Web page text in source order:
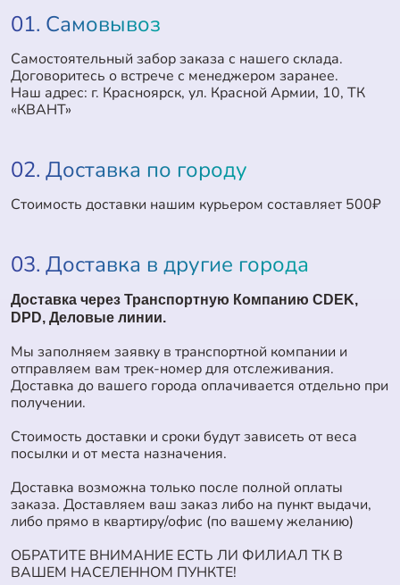
01. Самовывоз
Самостоятельный забор заказа с нашего склада.
Договоритесь о встрече с менеджером заранее.
Наш адрес: г. Красноярск, ул. Красной Армии, 10, ТК
«КВАНТ»
02. Доставка по городу
Стоимость доставки нашим курьером составляет 500₽
03. Доставка в другие города
Доставка через Транспортную Компанию CDEK,
DPD, Деловые линии.
Мы заполняем заявку в транспортной компании и
отправляем вам трек-номер для отслеживания.
Доставка до вашего города оплачивается отдельно при
получении.
Стоимость доставки и сроки будут зависеть от веса
посылки и от места назначения.
Доставка возможна только после полной оплаты
заказа. Доставляем ваш заказ либо на пункт выдачи,
либо прямо в квартиру/офис (по вашему желанию)
ОБРАТИТЕ ВНИМАНИЕ ЕСТЬ ЛИ ФИЛИАЛ ТК В
ВАШЕМ НАСЕЛЕННОМ ПУНКТЕ!